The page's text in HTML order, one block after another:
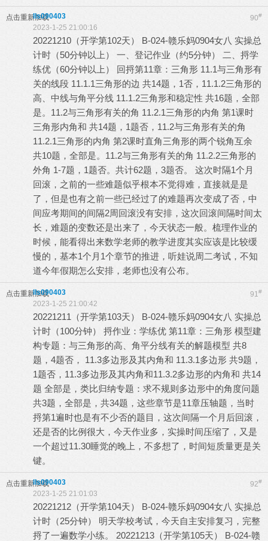
点击重新加载 90#
lls090403
2023-1-25 21:00:16
20221210（开学第102天） B-024-赣乐妈0904女八 实操总
计时（50分钟以上） 一、登记作业（约5分钟） 二、捋学
练优（60分钟以上） 回捋第11章：三角形 11.1与三角形有
关的线段 11.1.1三角形的边 共14题，1否，11.1.2三角形的
高、中线与角平分线 11.1.2三角形和稳定性 共16题，全部
是。11.2与三角形有关的角 11.2.1三角形的内角 第1课时
三角形内角和 共14题，1题否，11.2与三角形有关的角
11.2.1三角形的内角 第2课时直角三角形的两个锐角互余
共10题，全部是。11.2与三角形有关的角 11.2.2三角形的
外角 1-7题，1题否。共计62题，3题否。 这次时隔1个月
回滚，之前的一些难题似乎根本不觉得难，直接就是是
了，但是也有之前一些已经过了的难题再次变成了否，中
间应考期间的间隔2周回滚没有安排，这次回滚间隔时间太
长，难题的变数还是出来了，今天状态一般。梳理作业的
时候，能看得出来数学老师的教学进度其实应该是比较缓
慢的，基本1个月1个章节的推进，听娃说周二考试，不知
道今年假期怎么安排，老师也没有公布。
点击重新加载 91#
lls090403
2023-1-25 21:00:42
20221211（开学第103天） B-024-赣乐妈0904女八 实操总
计时（100分钟） 捋作业：学练优 第11章：三角形 模型建
构专题：与三角形的高、角平分线有关的解题模型 共8
题，4题否， 11.3多边形及其内角和 11.3.1多边形 共9题，
1题否，11.3多边形及其内角和11.3.2多边形的内角和 共14
题 全部是，类比归纳专题：求不规则多边形中的角度问题
共3题，全部是，共34题，这些章节是11章压轴题，当时
捋第1遍时也是有不少否的题目，这次间隔一个月后回滚，
还是否的比例很大，今天作业多，实操时间压缩了，又是
一个超过11.30睡觉的晚上，不多想了，时间短质量更是关
键。
点击重新加载 92#
lls090403
2023-1-25 21:01:03
20221212（开学第104天） B-024-赣乐妈0904女八 实操总
计时（25分钟） 明天学校考试，今天自主安排复习，完整
捋了一遍数学小练。 20221213（开学第105天） B-024-赣